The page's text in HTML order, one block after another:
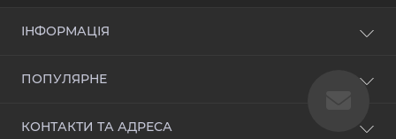
ІНФОРМАЦІЯ
Відгуки
Повернення товару
ПОПУЛЯРНЕ
Дверна фурнітура
КОНТАКТИ ТА АДРЕСА